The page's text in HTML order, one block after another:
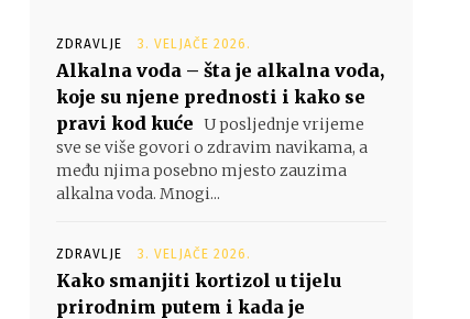
ZDRAVLJE 3. VELJAČE 2026.
Alkalna voda – šta je alkalna voda,
koje su njene prednosti i kako se
pravi kod kuće U posljednje vrijeme
sve se više govori o zdravim navikama, a
među njima posebno mjesto zauzima
alkalna voda. Mnogi...
ZDRAVLJE 3. VELJAČE 2026.
Kako smanjiti kortizol u tijelu
prirodnim putem i kada je